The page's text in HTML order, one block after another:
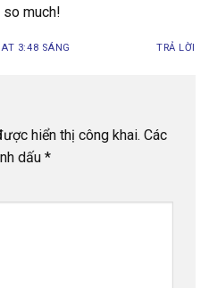
so much!
3:48 SÁNG TRẢ LỜI
hiển thị công khai. Các
dấu *